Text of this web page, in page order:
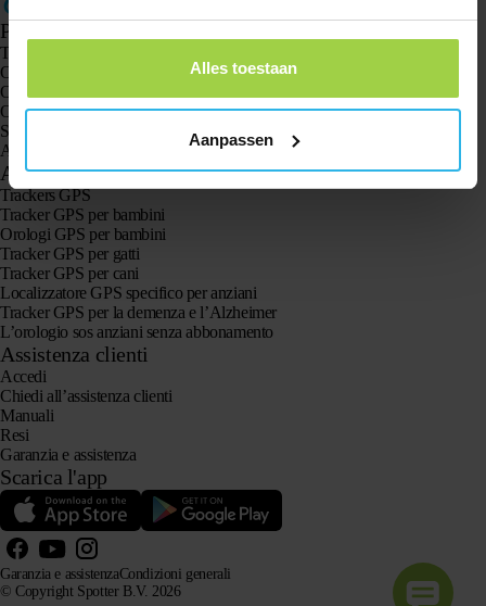
Alles toestaan
Aanpassen
Prodotti
Tracker GPS Spotter X10
Orologio GPS Spotter Senior
Orologio GPS Spotter Explorer
Orologio GPS Spotter per bambini
Spotter CatX
Animal Spotter
Applicazioni
Trackers GPS
Tracker GPS per bambini
Orologi GPS per bambini
Tracker GPS per gatti
Tracker GPS per cani
Localizzatore GPS specifico per anziani
Tracker GPS per la demenza e l’Alzheimer
L’orologio sos anziani senza abbonamento
Assistenza clienti
Accedi
Chiedi all’assistenza clienti
Manuali
Resi
Garanzia e assistenza
Scarica l'app
© Copyright Spotter B.V. 2026
Garanzia e assistenzaCondizioni generali